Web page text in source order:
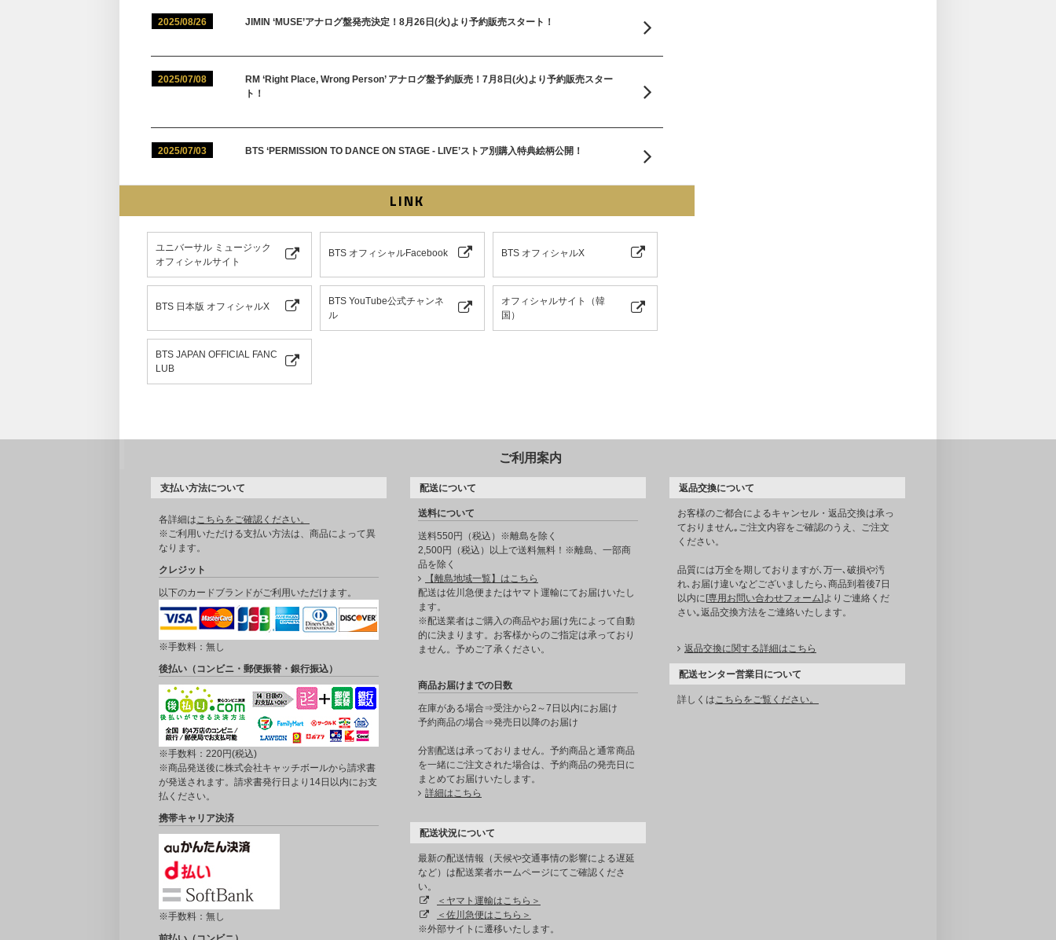
2025/08/26 JIMIN ‘MUSE’アナログ盤発売決定！8月26日(火)より予約販売スタート！
2025/07/08
RM ‘Right Place, Wrong Person’ アナログ盤予約販売！7月8日(火)より予約販売スター
ト！
2025/07/03 BTS ‘PERMISSION TO DANCE ON STAGE - LIVE’ストア別購入特典絵柄公開！
LINK
ユニバーサル ミュージック
オフィシャルサイト
BTS オフィシャルFacebook BTS オフィシャルX
BTS 日本版 オフィシャルX
BTS YouTube公式チャンネ
ル
オフィシャルサイト（韓
国）
BTS JAPAN OFFICIAL FANC
LUB
ご利用案内
支払い方法について
各詳細はこちらをご確認ください。
※ご利用いただける支払い方法は、商品によって異
なります。
クレジット
以下のカードブランドがご利用いただけます。
※手数料：無し
後払い（コンビニ・郵便振替・銀行振込）
※手数料：220円(税込)
※商品発送後に株式会社キャッチボールから請求書
が発送されます。請求書発行日より14日以内にお支
払ください。
携帯キャリア決済
※手数料：無し
配送について
送料について
送料550円（税込）※離島を除く
2,500円（税込）以上で送料無料！※離島、一部商
品を除く
【離島地域一覧】はこちら
配送は佐川急便またはヤマト運輸にてお届けいたし
ます。
※配送業者はご購入の商品やお届け先によって自動
的に決まります。お客様からのご指定は承っており
ません。予めご了承ください。
商品お届けまでの日数
在庫がある場合⇒受注から2～7日以内にお届け
予約商品の場合⇒発売日以降のお届け
分割配送は承っておりません。予約商品と通常商品
を一緒にご注文された場合は、予約商品の発売日に
まとめてお届けいたします。
詳細はこちら
配送状況について
最新の配送情報（天候や交通事情の影響による遅延
など）は配送業者ホームページにてご確認くださ
い。
＜ヤマト運輸はこちら＞
＜佐川急便はこちら＞
※外部サイトに遷移いたします。
返品交換について
お客様のご都合によるキャンセル・返品交換は承っ
ておりません｡ご注文内容をご確認のうえ、ご注文
ください。
品質には万全を期しておりますが､万一､破損や汚
れ､お届け違いなどございましたら､商品到着後7日
以内に[専用お問い合わせフォーム]よりご連絡くだ
さい｡返品交換方法をご連絡いたします。
返品交換に関する詳細はこちら
配送センター営業日について
詳しくはこちらをご覧ください。